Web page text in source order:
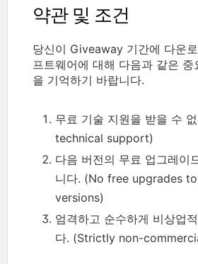
약관 및 조건
당신이 Giveaway 기간에 다운
프트웨어에 대해 다음과 같은 중
을 기억하기 바랍니다.
무료 기술 지원을 받을 수
technical support)
다음 버전의 무료 업그레이
니다. (No free upgrades
versions)
엄격하고 순수하게 비상업
다. (Strictly non-